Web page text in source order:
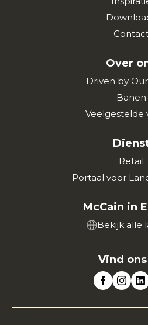
Over
Driven by
Banen
Veelgestelde
Retail
Portaal voor
McCain in
Bekijk alle
Vind